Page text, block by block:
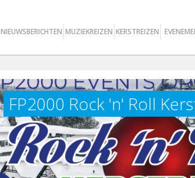
NIEUWSBERICHTEN MUZIEKREIZEN KERSTREIZEN
FP2000 Rock 'n' Roll